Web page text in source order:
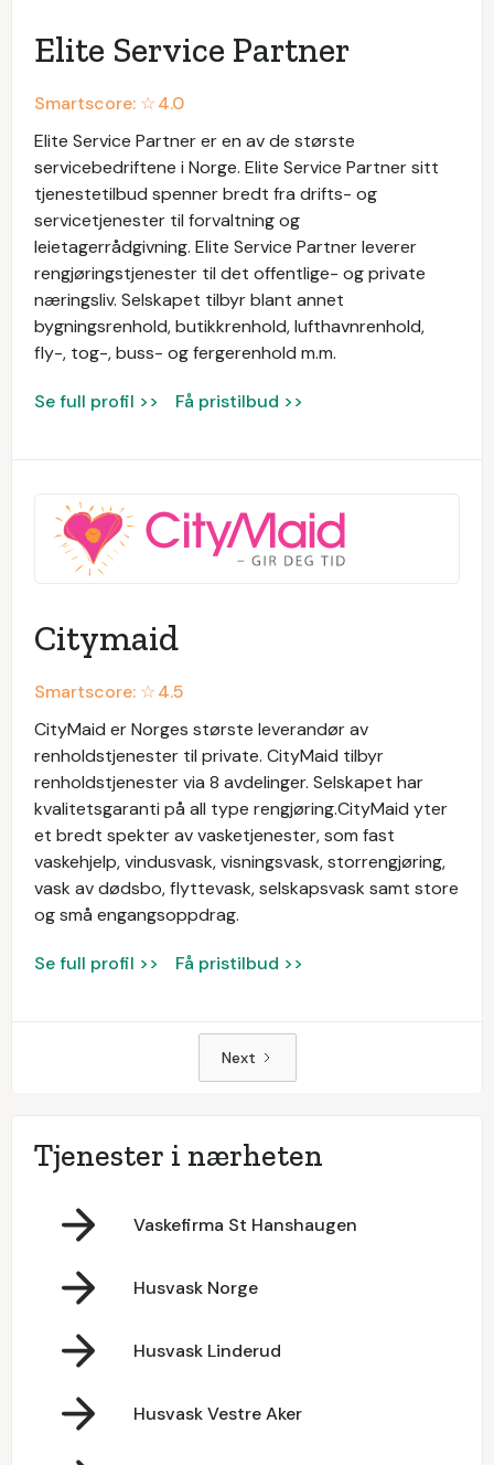
Elite Service Partner
Smartscore: ☆4.0
Elite Service Partner er en av de største
servicebedriftene i Norge. Elite Service Partner sitt
tjenestetilbud spenner bredt fra drifts- og
servicetjenester til forvaltning og
leietagerrådgivning. Elite Service Partner leverer
rengjøringstjenester til det offentlige- og private
næringsliv. Selskapet tilbyr blant annet
bygningsrenhold, butikkrenhold, lufthavnrenhold,
fly-, tog-, buss- og fergerenhold m.m.
Se full profil >> Få pristilbud >>
Citymaid
Smartscore: ☆4.5
CityMaid er Norges største leverandør av
renholdstjenester til private. CityMaid tilbyr
renholdstjenester via 8 avdelinger. Selskapet har
kvalitetsgaranti på all type rengjøring.CityMaid yter
et bredt spekter av vasketjenester, som fast
vaskehjelp, vindusvask, visningsvask, storrengjøring,
vask av dødsbo, flyttevask, selskapsvask samt store
og små engangsoppdrag.
Se full profil >> Få pristilbud >>
Next
Tjenester i nærheten
Vaskefirma St Hanshaugen
Husvask Norge
Husvask Linderud
Husvask Vestre Aker